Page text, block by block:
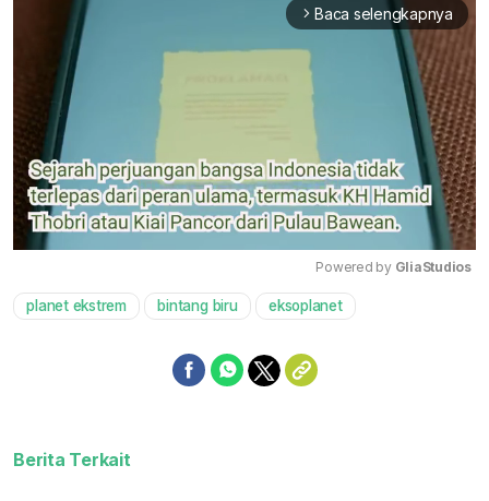
arrow_forward_ios Baca selengkapnya
Powered by GliaStudios
planet ekstrem bintang biru eksoplanet
Berita Terkait